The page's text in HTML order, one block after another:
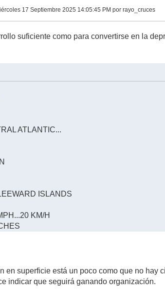
17 Septiembre 2025 14:05:45 PM por rayo_cruces
suficiente como para convertirse en la
ATLANTIC...
ISLANDS
KM/H
superficie está un poco como que no hay
indicar que seguirá ganando organización.